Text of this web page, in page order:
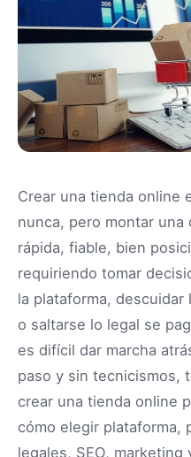
Crear una tienda online
nunca, pero montar una
rápida, fiable, bien
requiriendo tomar
la plataforma, descuidar
o saltarse lo legal se
es difícil dar marcha
paso y sin tecnicismos,
crear una tienda online
cómo elegir plataforma,
legales, SEO,